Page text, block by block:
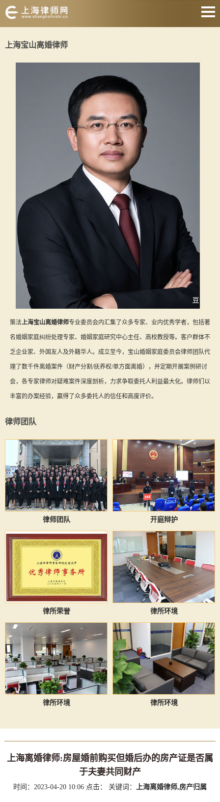
房产纠纷
合同纠纷
征地拆迁
劳动纠纷
关于我们
上海宝山离婚律师
策法上海宝山离婚律师专业委员会内汇集了众多专家、业内优秀学者，包括著
名婚姻家庭纠纷处理专家、婚姻家庭研究中心主任、高校教授等。客户群体不
乏企业家、外国友人及外籍华人。成立至今，宝山婚姻家庭委员会律师团队代
理了数千件离婚案件（财产分割/抚养权/单方面离婚），并定期开展案例研讨
会，各专家律师对疑难案件深度剖析，力求争取委托人利益最大化。律师们以
丰富的办案经验，赢得了众多委托人的信任和高度评价。
律师团队
律师团队 开庭辩护
律所荣誉 律所环境
律所环境 律所环境
上海离婚律师:房屋婚前购买但婚后办的房产证是否属
于夫妻共同财产
时间：2023-04-20 10:06 点击： 关键词： 上海离婚律师,房产归属